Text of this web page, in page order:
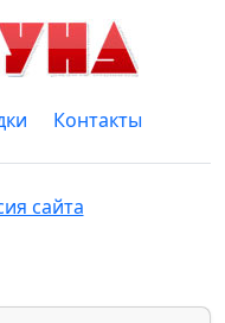
Контакты
сайта